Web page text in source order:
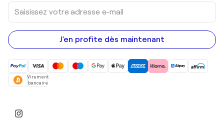
Saisissez
votre
adresse
e-
mail
J'en profite dès maintenant
Virement
bancaire